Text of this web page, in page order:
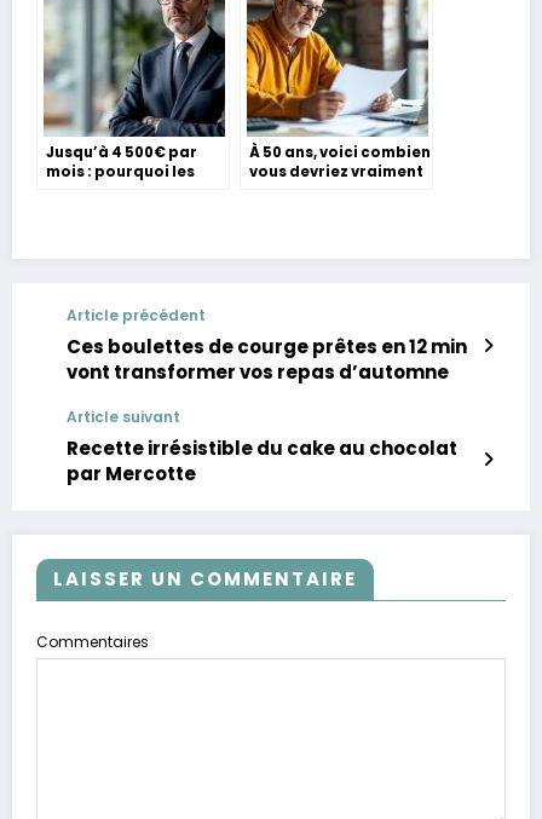
Jusqu’à 4 500€ par
mois : pourquoi les
À 50 ans, voici combien
vous devriez vraiment
Article précédent
Ces boulettes de courge prêtes en 12 min
vont transformer vos repas d’automne
Article suivant
Recette irrésistible du cake au chocolat
par Mercotte
LAISSER UN COMMENTAIRE
Commentaires